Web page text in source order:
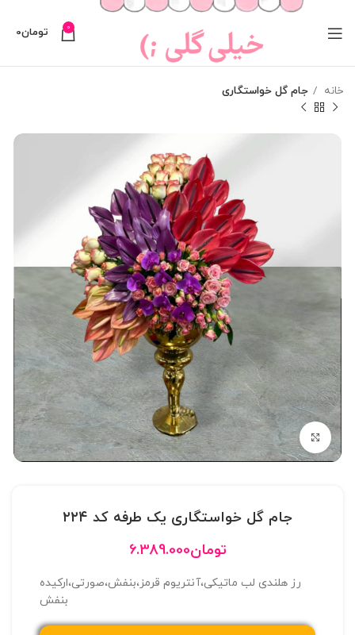
0 تومان0
خانه جام گل خواستگاری
بزرگنمایی تصویر
جام گل خواستگاری یک طرفه کد ۲۲۴
تومان6.389.000
رز هلندی لب ماتیکی،آنتریوم قرمز،بنفش،صورتی،ارکیده
بنفش